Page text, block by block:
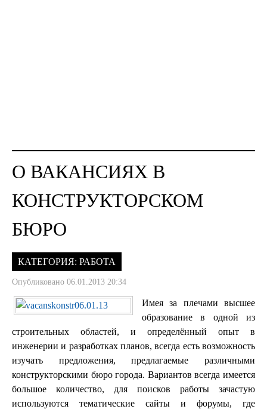
О ВАКАНСИЯХ В
КОНСТРУКТОРСКОМ
БЮРО
КАТЕГОРИЯ: РАБОТА
Опубликовано 06.01.2013 20:34
Имея за плечами высшее
образование в одной из
строительных областей, и определённый опыт в
инженерии и разработках планов, всегда есть возможность
изучать предложения, предлагаемые различными
конструкторскими бюро города. Вариантов всегда имеется
большое количество, для поисков работы зачастую
используются тематические сайты и форумы, где